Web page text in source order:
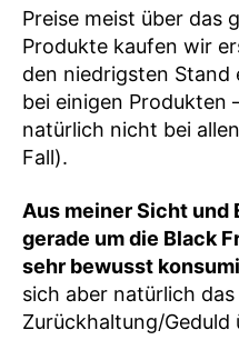
Preise meist über das
Produkte kaufen wir
den niedrigsten
bei einigen Produkten
natürlich nicht bei
Fall).
Aus meiner Sicht und
gerade um die Black
sehr bewusst
sich aber natürlich
Zurückhaltung/